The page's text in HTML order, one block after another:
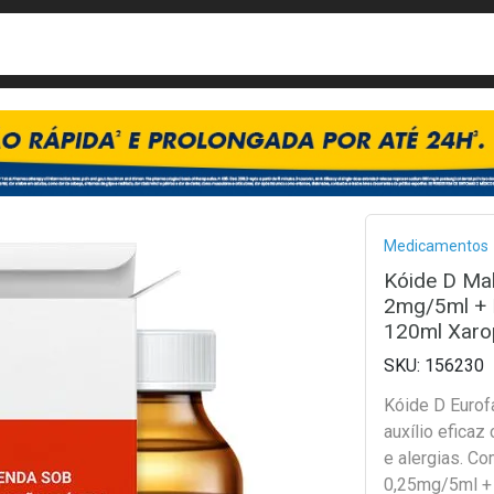
Medicamentos
Kóide D
2mg/5ml +
120ml
156230
Kóide D
auxílio eficaz
e alergias.
0,25mg/5ml